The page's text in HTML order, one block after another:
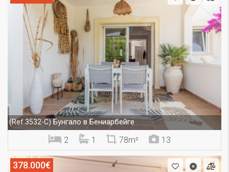
(Ref.3532-C)Бунгало в Бениарбейге
2 1 78m² 13
378.000€